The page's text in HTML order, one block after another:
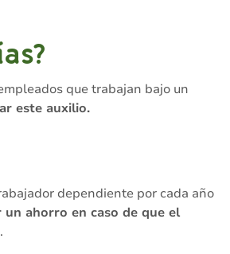
que trabajan bajo un
este auxilio.
dependiente por cada año
ahorro en caso de que el